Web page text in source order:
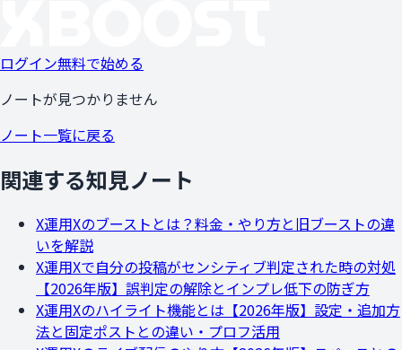
ログイン無料で始める
ノートが見つかりません
ノート一覧に戻る
関連する知見ノート
X運用Xのブーストとは？料金・やり方と旧ブーストの違
いを解説
X運用Xで自分の投稿がセンシティブ判定された時の対処
【2026年版】誤判定の解除とインプレ低下の防ぎ方
X運用Xのハイライト機能とは【2026年版】設定・追加方
法と固定ポストとの違い・プロフ活用